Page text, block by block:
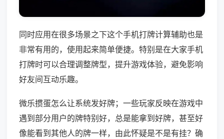
同时应用在很多场景之下这个手机打牌计算辅助也是
非常有用的，使用起来简单便捷。特别是在大家手机
打牌时可以合理调整牌型，提升游戏体验，避免影响
好友间互动乐趣。
微乐掼蛋怎么让系统发好牌；一些玩家反映在游戏中
遇到部分用户的牌特别好，总是能拿到好牌，甚至好
像能看到其他人的牌一样，由此怀疑是不是有挂？确